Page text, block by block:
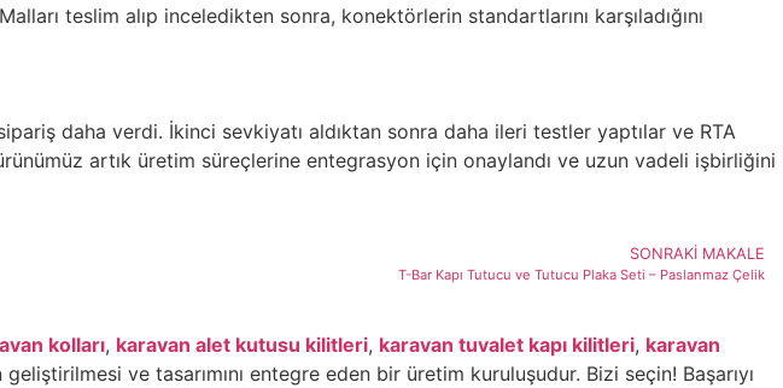
teslim alıp inceledikten sonra, konektörlerin standartlarını karşıladığını
daha verdi. İkinci sevkiyatı aldıktan sonra daha ileri testler yaptılar ve RTA
artık üretim süreçlerine entegrasyon için onaylandı ve uzun vadeli işbirliğini
SONRAKI MAKALE
T-Bar Kapı Tutucu ve Tutucu Plaka Seti – Paslanmaz Çelik
kolları, karavan alet kutusu kilitleri, karavan tuvalet kapı kilitleri, karavan
ve tasarımını entegre eden bir üretim kuruluşudur. Bizi seçin! Başarıyı